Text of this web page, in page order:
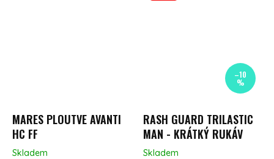
MARES PLOUTVE AVANTI
HC FF
Skladem
–10
%
RASH GUARD TRILASTIC
MAN - KRÁTKÝ RUKÁV
Skladem